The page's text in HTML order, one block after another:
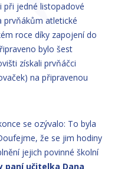
při jedné listopadové
prvňákům atletické
roce díky zapojení do
bylo šest
získali prvňáčci
na připravenou
se ozývalo: To byla
že se jim hodiny
jejich povinné školní
paní učitelka Dana